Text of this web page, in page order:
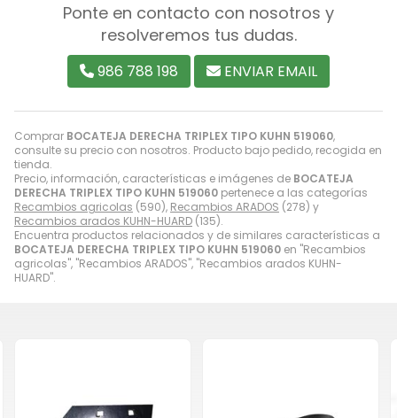
Comprar BOCATEJA DERECHA TRIPLEX TIPO KUHN 519060,
consulte su precio con nosotros. Producto bajo pedido, recogida en
tienda.
Precio, información, características e imágenes de BOCATEJA
DERECHA TRIPLEX TIPO KUHN 519060 pertenece a las categorías
Recambios agricolas (590), Recambios ARADOS (278) y
Recambios arados KUHN-HUARD (135).
Encuentra productos relacionados y de similares características a
BOCATEJA DERECHA TRIPLEX TIPO KUHN 519060 en "Recambios
agricolas", "Recambios ARADOS", "Recambios arados KUHN-
HUARD".
Ponte en contacto con nosotros y
resolveremos tus dudas.
986 788 198 ENVIAR EMAIL